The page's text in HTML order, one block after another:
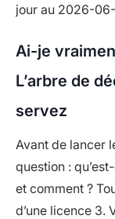
jour au 2026-
Ai-je
L’arbre de
servez
Avant de lancer
question :
et comment ?
d’une licence 3.